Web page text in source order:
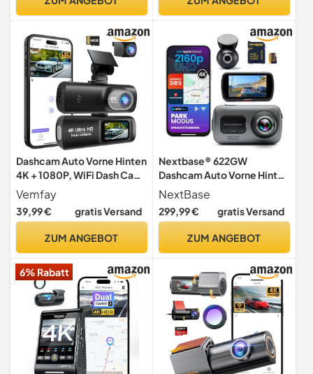
170°Weitwinkel WDR,
Max(M550 Pro)
Weitwinkel,Dashcam auto
Parküberwachung,App
Steuerung,256GB Max
Dashcam Auto Vorne Hinten
4K + 1080P, WiFi Dash Cam
Kamera, Kostenlose 64-
GB-Karte, Dasch-cam mit
Nachtsicht, Dash Camera
G-Sensor, Loop-
Vemfay
39,99 € gratis Versand
ZUM ANGEBOT
Nextbase® 622GW
Dashcam Auto Vorne Hinten
| Parkmodus 24/7 | 2160p
30fps Dash Cam | 3-Zoll-
Bildschirm | Auto Kamera
Betrachtungswinkel
64GB MicroSD Karte
NextBase
299,99 € gratis Versand
ZUM ANGEBOT
6% Rabatt